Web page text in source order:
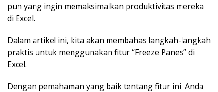
pun yang ingin memaksimalkan produktivitas mereka
di Excel.
Dalam artikel ini, kita akan membahas langkah-langkah
praktis untuk menggunakan fitur “Freeze Panes” di
Excel.
Dengan pemahaman yang baik tentang fitur ini, Anda